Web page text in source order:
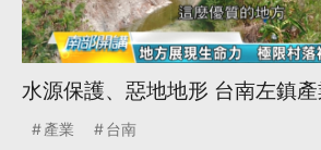
水源保護、惡地地形 台南左鎮
產業 台南